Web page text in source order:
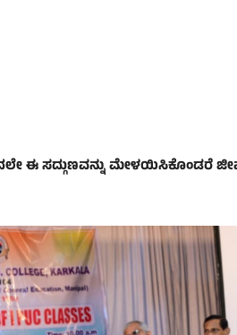
ಈ ಸದ್ಗುಣವನ್ನು ಮೇಳಯಿಸಿಕೊಂಡರೆ